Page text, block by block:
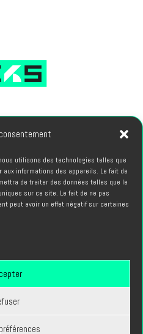
utilisons des technologies telles que
informations des appareils. Le fait de
de traiter des données telles que le
sur ce site. Le fait de ne pas
peut avoir un effet négatif sur certaines